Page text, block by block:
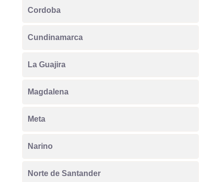
Cordoba
Cundinamarca
La Guajira
Magdalena
Meta
Narino
Norte de Santander